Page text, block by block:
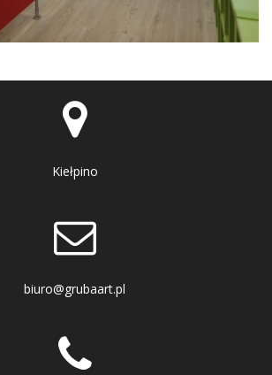
Kiełpino
biuro@grubaart.pl